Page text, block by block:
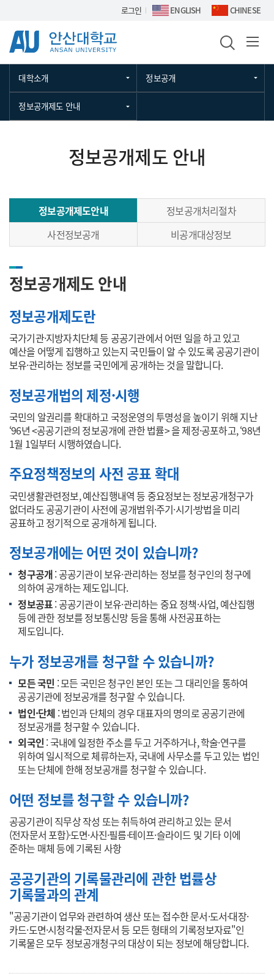
Skip Menu로그인 ENGLISH CHINESE
대학소개 정보공개
정보공개제도 안내
정보공개제도 안내
정보공개제도안내
정보공개처리절차
사전정보공개
비공개대상정보
정보공개제도안내에 관한 내용입니다.
정보공개제도 안내
정보공개제도란
국가기관·지방자치단체 등 공공기관에서 어떤 일을 하고 있고
예산을 어떻게 집행하고 있는지 국민들이 알 수 있도록 공공기관이
보유·관리하는 정보를 국민에게 공개하는 것을 말합니다.
정보공개법의 제정·시행
국민의 알권리를 확대하고 국정운영의 투명성을 높이기 위해 지난
‘96년 <공공기관의 정보공개에 관한 법률> 을 제정·공포하고, ‘98년
1월 1일부터 시행하였습니다.
주요정책정보의 사전 공표 확대
국민생활관련정보, 예산집행내역 등 중요정보는 정보공개청구가
없더라도 공공기관이 사전에 공개범위·주기·시기·방법을 미리
공표하고 정기적으로 공개하게 됩니다.
정보공개에는 어떤 것이 있습니까?
청구공개: 공공기관이 보유·관리하는 정보를 청구인의 청구에
의하여 공개하는 제도입니다.
정보공표: 공공기관이 보유·관리하는 중요 정책·사업, 예산집행
등에 관한 정보를 정보통신망 등을 통해 사전공표하는
제도입니다.
누가 정보공개를 청구할 수 있습니까?
모든 국민 : 모든 국민은 청구인 본인 또는 그 대리인을 통하여
공공기관에 정보공개를 청구할 수 있습니다.
법인·단체 : 법인과 단체의 경우 대표자의 명의로 공공기관에
정보공개를 청구할 수 있습니다.
외국인 : 국내에 일정한 주소를 두고 거주하거나, 학술·연구를
위하여 일시적으로 체류하는자, 국내에 사무소를 두고 있는 법인
또는 단체에 한해 정보공개를 청구할 수 있습니다.
어떤 정보를 청구할 수 있습니까?
공공기관이 직무상 작성 또는 취득하여 관리하고 있는 문서
(전자문서 포함)·도면·사진·필름·테이프·슬라이드 및 기타 이에
준하는 매체 등에 기록된 사항
공공기관의 기록물관리에 관한 법률상
기록물과의 관계
"공공기관이 업무와 관련하여 생산 또는 접수한 문서·도서·대장·
카드·도면·시청각물·전자문서 등 모든 형태의 기록정보자료"인
기록물은 모두 정보공개청구의 대상이 되는 정보에 해당합니다.